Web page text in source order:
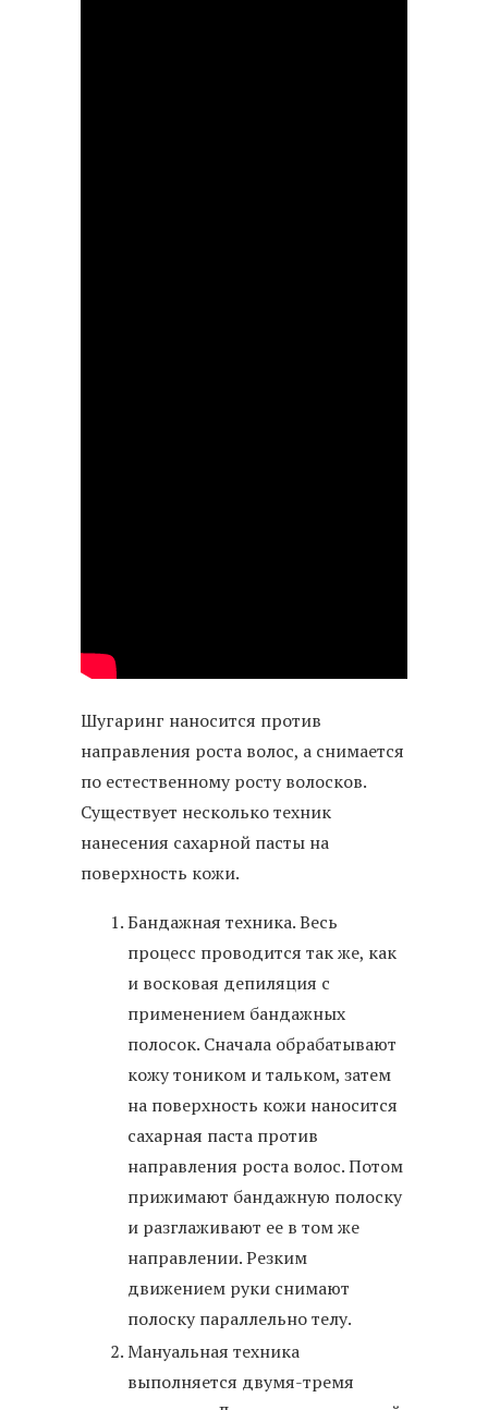
Шугаринг наносится против
направления роста волос, а снимается
по естественному росту волосков.
Существует несколько техник
нанесения сахарной пасты на
поверхность кожи.
Бандажная техника. Весь
процесс проводится так же, как
и восковая депиляция с
применением бандажных
полосок. Сначала обрабатывают
кожу тоником и тальком, затем
на поверхность кожи наносится
сахарная паста против
направления роста волос. Потом
прижимают бандажную полоску
и разглаживают ее в том же
направлении. Резким
движением руки снимают
полоску параллельно телу.
Мануальная техника
выполняется двумя-тремя